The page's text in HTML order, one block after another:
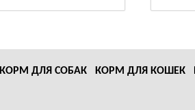
КОРМ ДЛЯ СОБАК КОРМ ДЛЯ КОШЕК